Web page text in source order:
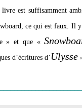
livre est suffisamment
ce qui est faux. Il
» et que «
d’écritures d’ Ulysse